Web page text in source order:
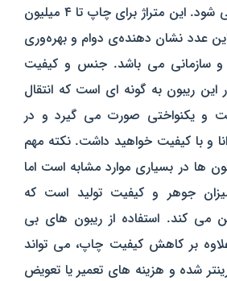
حدود ۵ متر عرضه می‌ شود. این متراژ برای چاپ تا ۴ میلیون
عدد نشان‌ دهنده‌ی دوام و بهره‌وری
و سازمانی می‌ باشد. جنس و کیفیت
این ریبون به‌ گونه‌ ای است که انتقال
و یکنواختی صورت می‌ گیرد و در
و با کیفیت خواهید داشت.نکته مهم
ها در بسیاری موارد مشابه است اما
جوهر و کیفیت تولید است که
می‌ کند. استفاده از ریبون‌ های بی‌
بر کاهش کیفیت چاپ، می‌ تواند
شده و هزینه‌ های تعمیر یا تعویض